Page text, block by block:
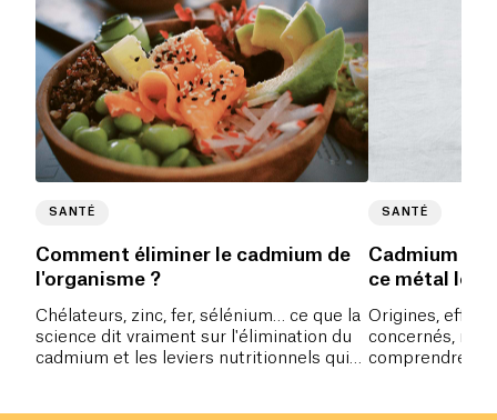
SANTÉ
Comment éliminer le cadmium de
l'organisme ?
Chélateurs, zinc, fer, sélénium… ce que la
science dit vraiment sur l'élimination du
cadmium et les leviers nutritionnels qui
SANTÉ
Cadmium :
ce métal
Origines, effets
concernés,
comprendre